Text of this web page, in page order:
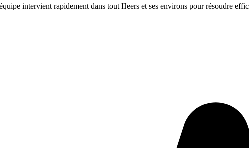
intervient rapidement dans tout Heers et ses environs pour résoudre